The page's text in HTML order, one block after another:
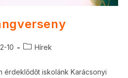
10
PostHírek
érdeklődőt iskolánk Karácsonyi